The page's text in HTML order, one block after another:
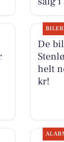
BILER
De
helt
kr!